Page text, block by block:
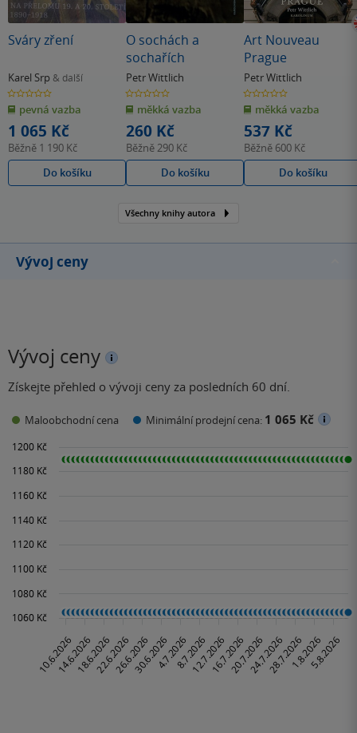
Sváry zření
Karel Srp & další
0.0
z
5
hvězdiček
pevná vazba
1 065 Kč
Běžně 1 190 Kč
Do košíku
O sochách a
sochařích
Petr Wittlich
0.0
z
5
hvězdiček
měkká vazba
260 Kč
Běžně290 Kč
Do košíku
Art Nouveau
Prague
Petr Wittlich
0.0
z
5
hvězdiček
měkká vazba
537 Kč
Běžně 600 Kč
Do košíku
Všechny knihy autora
Vývoj ceny
Vývoj ceny
Získejte přehled o vývoji ceny za posledních 60 dní.
Maloobchodní cena Minimální prodejní cena: 1 065 Kč